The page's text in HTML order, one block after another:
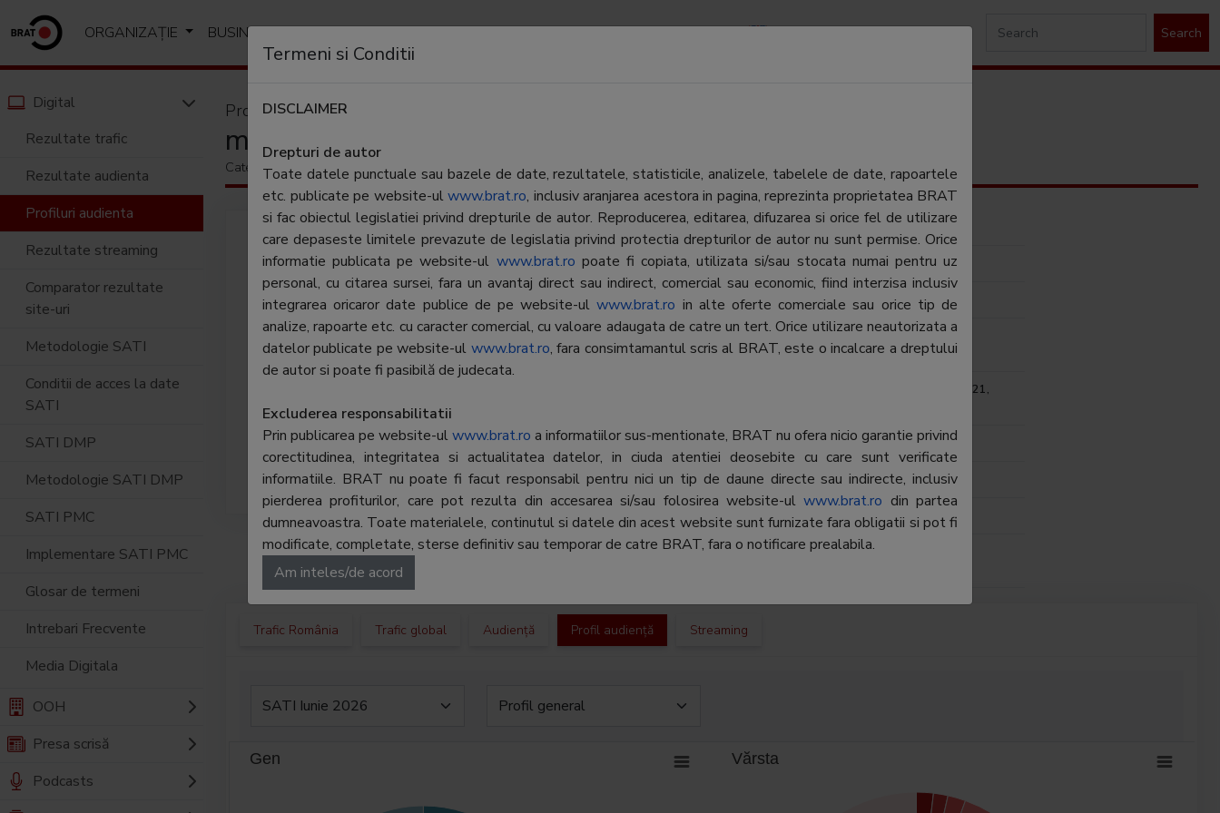
ORGANIZAȚIE BUSINESS ANALIZE SI RAPOARTE NEWSLETTERS CONTACTE LOGIN Search
Digital
Rezultate trafic
Rezultate audienta
Profiluri audienta
Rezultate streaming
Comparator rezultate
site-uri
Metodologie SATI
Conditii de acces la date
SATI
SATI DMP
Metodologie SATI DMP
SATI PMC
Implementare SATI PMC
Glosar de termeni
Intrebari Frecvente
Media Digitala
OOH
Presa scrisă
Podcasts
Profil audiență
mediafax.ro
Categorie:Stiri si analize
Unul dintre principalele site-uri de
stiri generale din Romania,
www.mediafax.ro isi tine vizitatorii
conectati la actualitatea interna si
internationala prin peste 100 de stiri
zilnice de la locul evenimentelor,
transmise in timp real si prezentate
informatii ale zilei, selectate si
ierarhizate de redactia Mediafax.ro,
stau alaturi de revista presei si de
stirile trimise de utilizatori.
Editor: Titluri Quality SRL
Contractor SATI: ARC MEDIA PUBLISHING S.R.L
Director general: Laura Elena Cretu
Reprezentant
BRAT:
Laura Elena Cretu
Bucuresti, Sos. Fabrica de Glucoza nr.21,
Telefon:
E-mail: laura.cretu@2222.ro
Regie publicitate: -
Departament
-
Trafic România Trafic global Audiență Profil audiență Streaming
Gen Vărsta
Termeni si Conditii
DISCLAIMER
Drepturi de autor
Toate datele punctuale sau bazele de date, rezultatele, statisticile, analizele, tabelele de date, rapoartele
etc. publicate pe website-ulwww.brat.ro, inclusiv aranjarea acestora in pagina, reprezinta proprietatea BRAT
si fac obiectul legislatiei privind drepturile de autor. Reproducerea, editarea, difuzarea si orice fel de utilizare
care depaseste limitele prevazute de legislatia privind protectia drepturilor de autor nu sunt permise. Orice
informatie publicata pe website-ul www.brat.ro poate fi copiata, utilizata si/sau stocata numai pentru uz
personal, cu citarea sursei, fara un avantaj direct sau indirect, comercial sau economic, fiind interzisa inclusiv
integrarea oricaror date publice de pe website-ulwww.brat.ro in alte oferte comerciale sau orice tip de
analize, rapoarte etc. cu caracter comercial, cu valoare adaugata de catre un tert. Orice utilizare neautorizata a
datelor publicate pe website-ul www.brat.ro, fara consimtamantul scris al BRAT, este o incalcare a dreptului
de autor si poate fi pasibilă de judecata.
Excluderea responsabilitatii
Prin publicarea pe website-ulwww.brat.ro a informatiilor sus-mentionate, BRAT nu ofera nicio garantie privind
corectitudinea, integritatea si actualitatea datelor, in ciuda atentiei deosebite cu care sunt verificate
informatiile. BRAT nu poate fi facut responsabil pentru nici un tip de daune directe sau indirecte, inclusiv
pierderea profiturilor, care pot rezulta din accesarea si/sau folosirea website-ulwww.brat.ro din partea
dumneavoastra. Toate materialele, continutul si datele din acest website sunt furnizate fara obligatii si pot fi
modificate, completate, sterse definitiv sau temporar de catre BRAT, fara o notificare prealabila.
Am inteles/de acord